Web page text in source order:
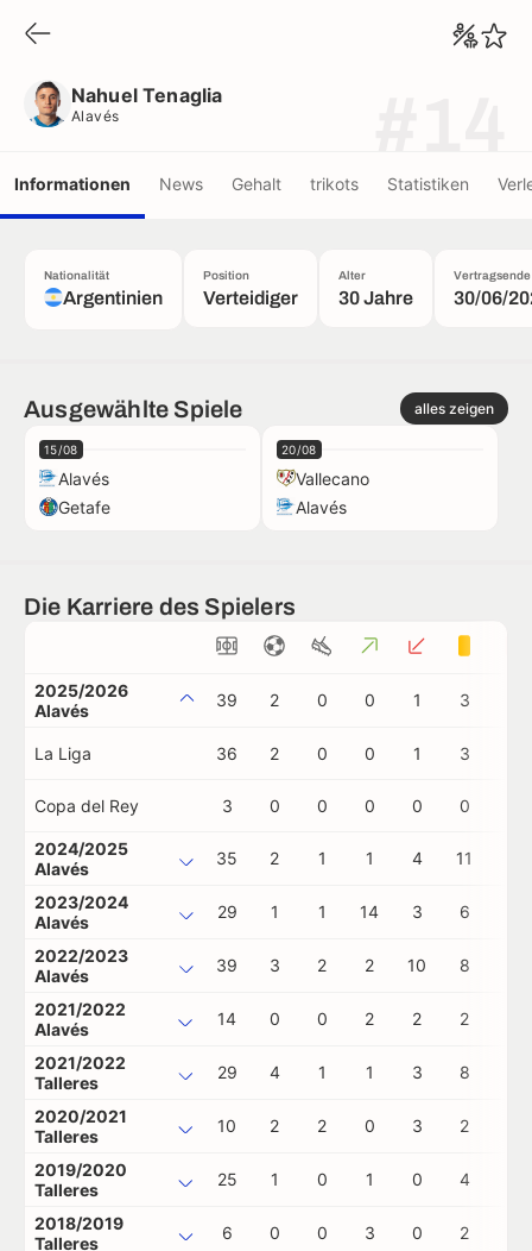
Nahuel Tenaglia
Alavés
Informationen News Gehalt trikots Statistiken
Nationalität
Argentinien
Position
Verteidiger
Alter
30 Jahre
Vertragsende
30/06/
Ausgewählte Spiele alles zeigen
15/08
Alavés
Getafe
20/08
Vallecano
Alavés
Die Karriere des Spielers
2025/2026
Alavés
39 2 0 0 1 3
La Liga 36 2 0 0 1 3
Copa del Rey 3 0 0 0 0 0
2024/2025
Alavés
35 2 1 1 4 11
2023/2024
Alavés
29 1 1 14 3 6
2022/2023
Alavés
39 3 2 2 10 8
2021/2022
Alavés
14 0 0 2 2 2
2021/2022
Talleres
29 4 1 1 3 8
2020/2021
Talleres
10 2 2 0 3 2
2019/2020
Talleres
25 1 0 1 0 4
2018/2019
Talleres
6 0 0 3 0 2